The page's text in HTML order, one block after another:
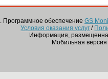
. Программное обеспечение GS
Условия оказания услуг /
Информация,
Мобильная